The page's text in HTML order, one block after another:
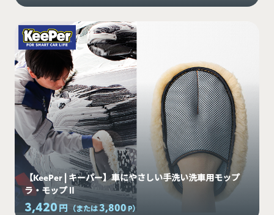
【KeePer | キーパー】車にやさしい手洗い洗車用モップ
ラ・モップⅡ
3,420 円 （または3,800P）